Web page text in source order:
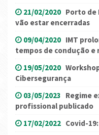
21/02/2020 Porto de
vão estar encerradas
09/04/2020 IMT
tempos de condução e
19/05/2020
Cibersegurança
03/05/2023 Regime
profissional publicado
17/02/2022 Covid-